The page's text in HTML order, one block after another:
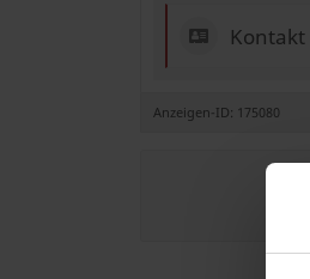
Anzeigen-ID: 175080